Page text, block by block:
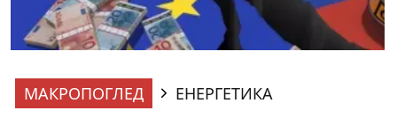
МАКРОПОГЛЕД
ЕНЕРГЕТИКА